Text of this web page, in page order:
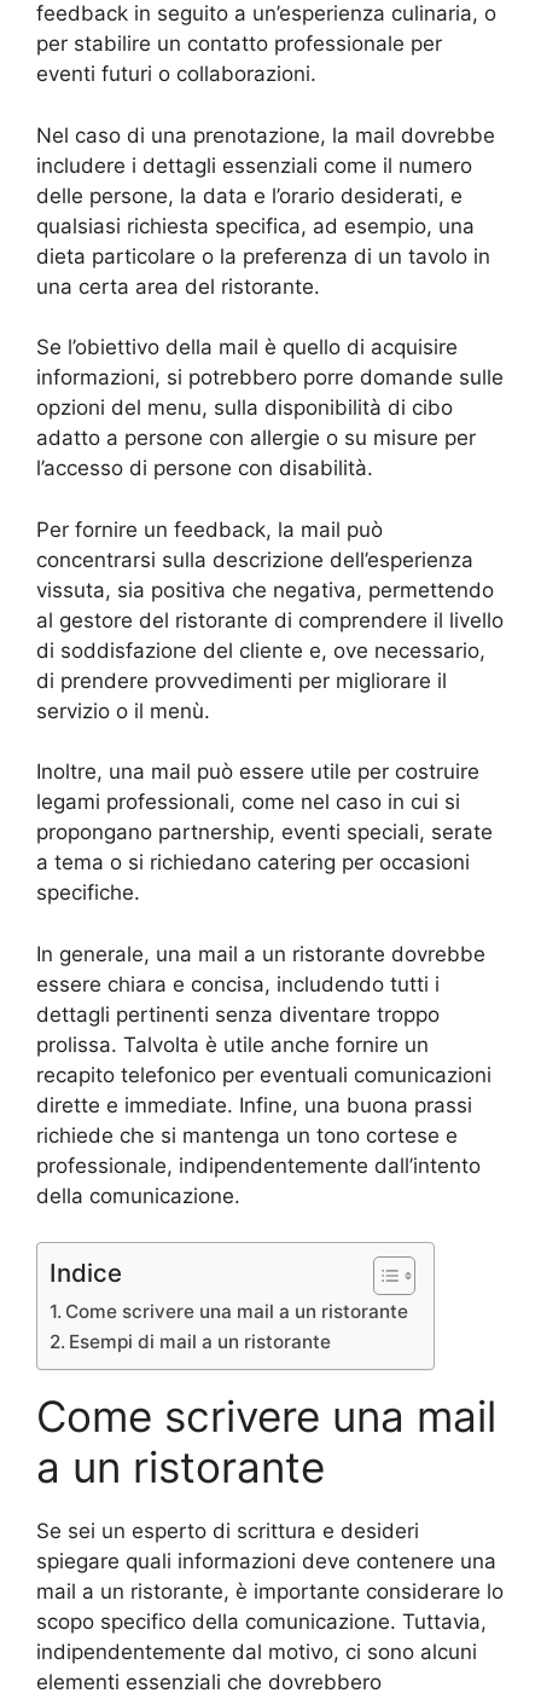
feedback in seguito a un’esperienza culinaria, o
per stabilire un contatto professionale per
eventi futuri o collaborazioni.
Nel caso di una prenotazione, la mail dovrebbe
includere i dettagli essenziali come il numero
delle persone, la data e l’orario desiderati, e
qualsiasi richiesta specifica, ad esempio, una
dieta particolare o la preferenza di un tavolo in
una certa area del ristorante.
Se l’obiettivo della mail è quello di acquisire
informazioni, si potrebbero porre domande sulle
opzioni del menu, sulla disponibilità di cibo
adatto a persone con allergie o su misure per
l’accesso di persone con disabilità.
Per fornire un feedback, la mail può
concentrarsi sulla descrizione dell’esperienza
vissuta, sia positiva che negativa, permettendo
al gestore del ristorante di comprendere il livello
di soddisfazione del cliente e, ove necessario,
di prendere provvedimenti per migliorare il
servizio o il menù.
Inoltre, una mail può essere utile per costruire
legami professionali, come nel caso in cui si
propongano partnership, eventi speciali, serate
a tema o si richiedano catering per occasioni
specifiche.
In generale, una mail a un ristorante dovrebbe
essere chiara e concisa, includendo tutti i
dettagli pertinenti senza diventare troppo
prolissa. Talvolta è utile anche fornire un
recapito telefonico per eventuali comunicazioni
dirette e immediate. Infine, una buona prassi
richiede che si mantenga un tono cortese e
professionale, indipendentemente dall’intento
della comunicazione.
Indice
Come scrivere una mail a un ristorante
Esempi di mail a un ristorante
Come scrivere una mail
a un ristorante
Se sei un esperto di scrittura e desideri
spiegare quali informazioni deve contenere una
mail a un ristorante, è importante considerare lo
scopo specifico della comunicazione. Tuttavia,
indipendentemente dal motivo, ci sono alcuni
elementi essenziali che dovrebbero